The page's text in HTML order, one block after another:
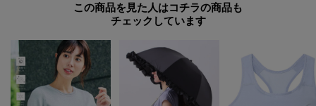
この商品を見た人はコチラの商品も
チェックしています